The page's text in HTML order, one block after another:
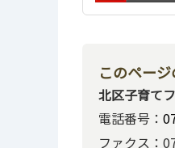
このペー
北区子育て
電話番号：
ファクス：